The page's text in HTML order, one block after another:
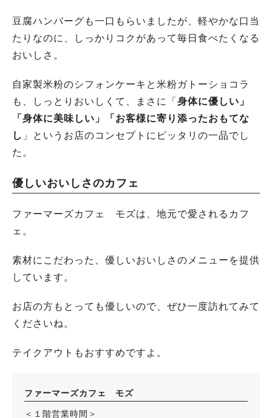
豆腐ハンバーグも一口もらいましたが、軽やかな口当
たりなのに、しっかりコクがあって毎日食べたくなる
おいしさ。
自家製米粉のシフォンケーキと米粉ガトーショコラ
も、しっとりおいしくて、まさに「 身体に優しい」
「身体に美味しい」「お客様に寄り添ったおもてな
し 」というお店のコンセプトにピッタリの一品でし
た。
優しいおいしさのカフェ
ファーマーズカフェ モズは、地元で愛されるカフ
ェ。
素材にこだわった、優しいおいしさのメニューを提供
しています。
お店の方もとっても優しいので、ぜひ一度訪れてみて
くださいね。
テイクアウトもおすすめですよ。
ファーマーズカフェ モズ
＜１階営業時間＞